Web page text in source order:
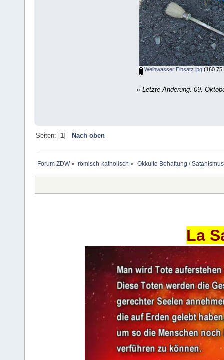
Weihwasser Einsatz.jpg (160.75
« Letzte Änderung: 09.
Seiten: [1] Nach oben
Forum ZDW» römisch-katholisch » Okkulte Behaftung /
La